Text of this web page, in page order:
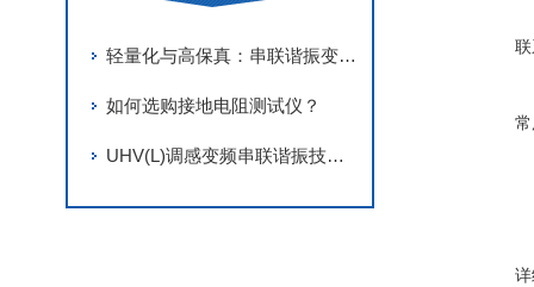
轻量化与高保真：串联谐振变频电源在高压电缆耐压试验中的优势与规范
如何选购接地电阻测试仪？
UHV(L)调感变频串联谐振技术解析